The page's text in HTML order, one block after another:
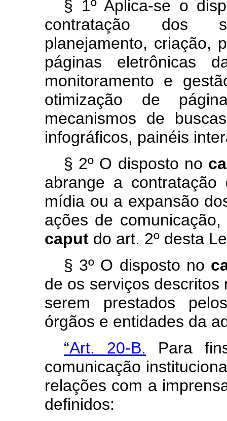
§ 1º Aplica-se o
contratação dos
planejamento, criação,
páginas eletrônicas
monitoramento e
otimização de
mecanismos de
infográficos, painéis
§ 2º O disposto no
abrange a
mídia ou a expansão
ações de
caput do art. 2º desta
§ 3º O disposto no
de os serviços
serem prestados
órgãos e entidades da
“Art. 20-B. Para
comunicação
relações com a
definidos: